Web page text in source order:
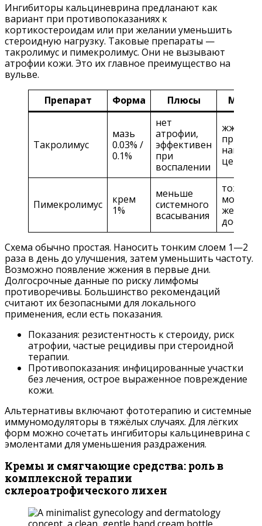
Ингибиторы кальциневрина предланают как
вариант при противопоказаниях к
кортикостероидам или при желании уменьшить
стероидную нагрузку. Таковые препараты —
такролимус и пимекролимус. Они не вызывают
атрофии кожи. Это их главное преимущество на
вульве.
Препарат
Форма Плюсы
Такролимус
мазь
0.03% /
0.1%
нет
атрофии,
эффективен
при
воспалении
жжение
при
цена
Пимекролимус
крем
1%
меньше
системного
всасывания
тоже
может
жечь,
Схема обычно простая. Наносить тонким слоем 1—2
раза в день до улучшения, затем уменьшить частоту.
Возможно появление жжения в первые дни.
Долгосрочные данные по риску лимфомы
противоречивы. Большинство рекомендаций
считают их безопасными для локального
применения, если есть показания.
Показания: резистентность к стероиду, риск
атрофии, частые рецидивы при стероидной
терапии.
Противопоказания: инфицированные участки
без лечения, острое выраженное повреждение
кожи.
Альтернативы включают фототерапию и системные
иммуномодуляторы в тяжёлых случаях. Для лёгких
форм можно сочетать ингибиторы кальциневрина с
эмолентами для уменьшения раздражения.
Кремы и смягчающие средства: роль в
комплексной терапии
склероатрофического лихен